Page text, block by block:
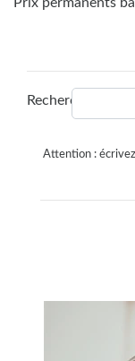
Recherches
Attention :